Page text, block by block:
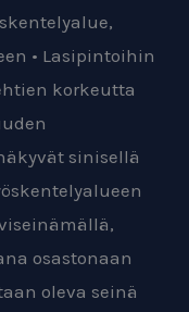
• Lasipintoihin
korkeutta
sinisellä
osastonaan
oleva seinä